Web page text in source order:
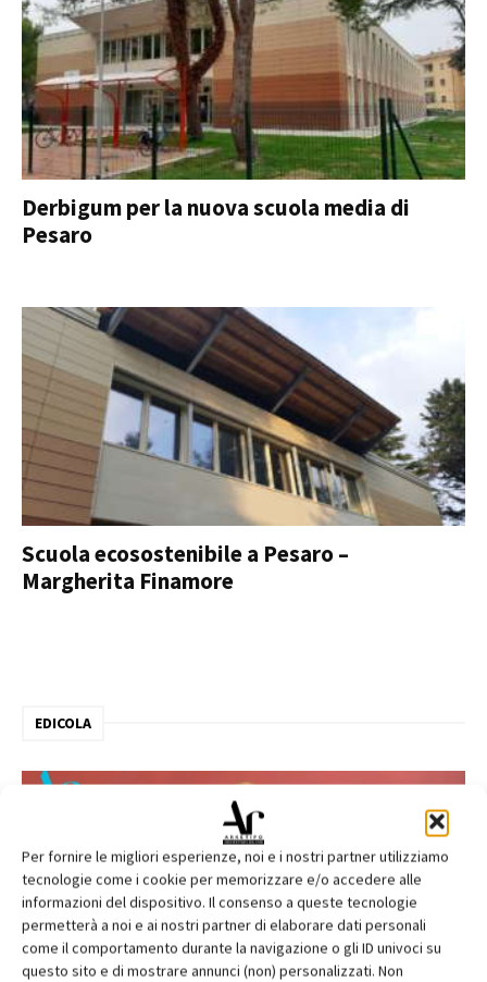
Per fornire le migliori esperienze, noi e i nostri partner utilizziamo
tecnologie come i cookie per memorizzare e/o accedere alle
informazioni del dispositivo. Il consenso a queste tecnologie
permetterà a noi e ai nostri partner di elaborare dati personali
come il comportamento durante la navigazione o gli ID univoci su
questo sito e di mostrare annunci (non) personalizzati. Non
Derbigum per la nuova scuola media di
Pesaro
Scuola ecosostenibile a Pesaro –
Margherita Finamore
EDICOLA